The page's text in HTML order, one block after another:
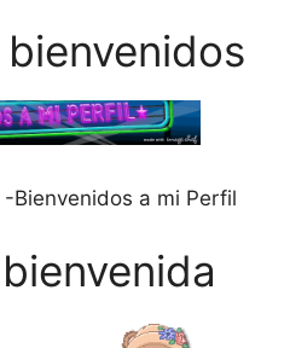
Bienvenidos a mi Perfil